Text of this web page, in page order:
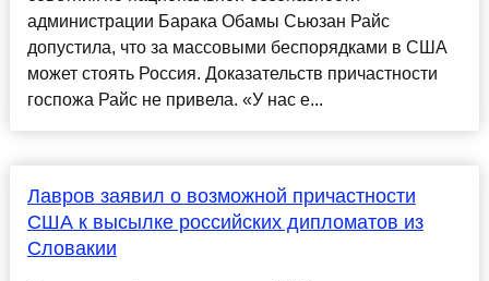
администрации Барака Обамы Сьюзан Райс
допустила, что за массовыми беспорядками в США
может стоять Россия. Доказательств причастности
госпожа Райс не привела. «У нас е...
Лавров заявил о возможной причастности
США к высылке российских дипломатов из
Словакии